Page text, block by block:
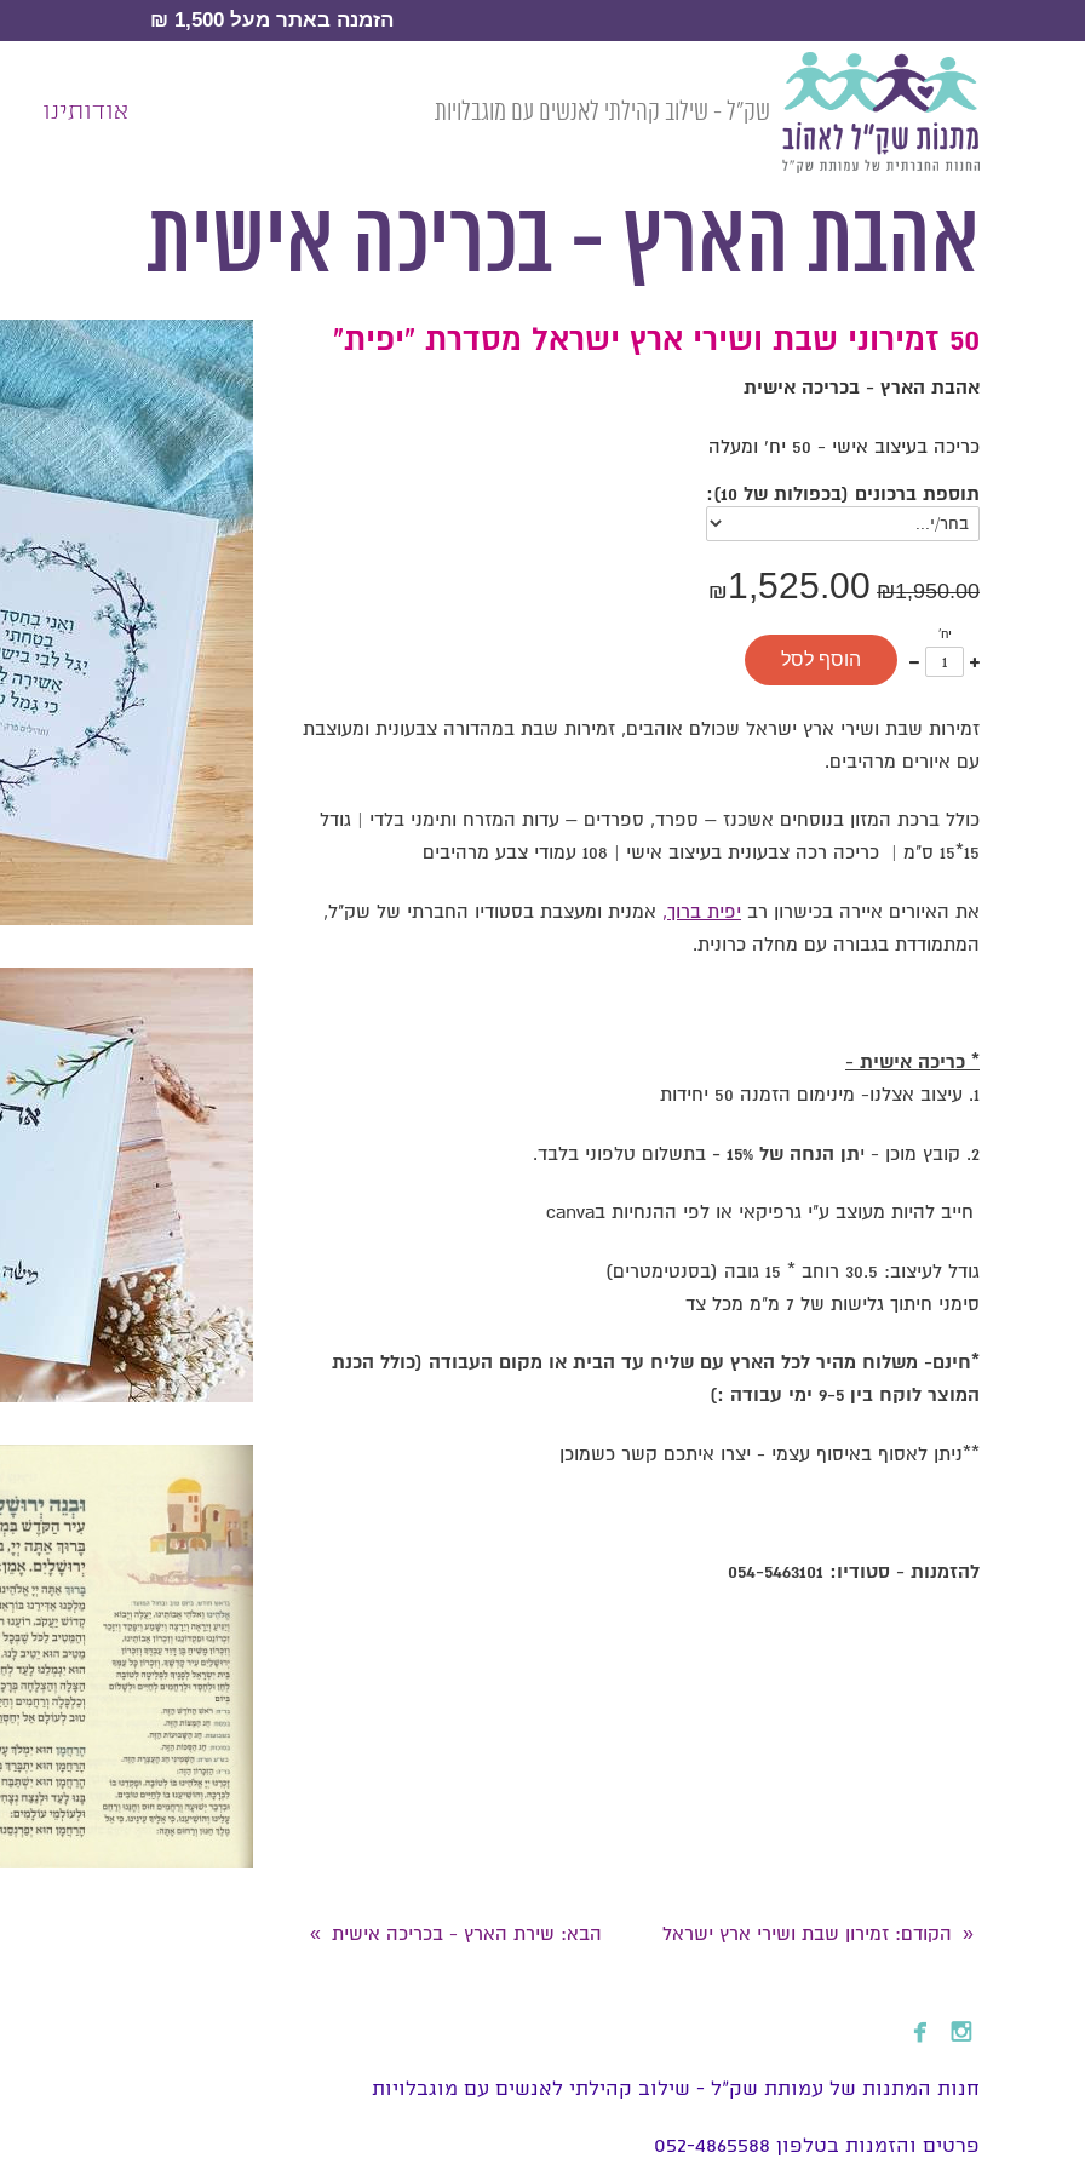
הזמנה באתר מעל 1,500 ₪
שק״ל - שילוב קהילתי לאנשים עם מוגבלויות אודותינו
המוצרים » מזכרות לאירועים » ברכונים וסדרים במיתוג אישי
אהבת הארץ - בכריכה אישית
50 זמירוני שבת ושירי ארץ ישראל מסדרת "יפית"
אהבת הארץ - בכריכה אישית
כריכה בעיצוב אישי - 50 יח' ומעלה
תוספת ברכונים (בכפולות של 10):
₪1,950.00
₪1,525.00
יח'
עוד
אחד
פחות
אחד
הוסף לסל
זמירות שבת ושירי ארץ ישראל שכולם אוהבים, זמירות שבת במהדורה צבעונית ומעוצבת
עם איורים מרהיבים.
כולל ברכת המזון בנוסחים אשכנז – ספרד, ספרדים – עדות המזרח ותימני בלדי | גודל
15*15 ס"מ | כריכה רכה צבעונית בעיצוב אישי | 108 עמודי צבע מרהיבים
את האיורים איירה בכישרון רב יפית ברוך, אמנית ומעצבת בסטודיו החברתי של שק"ל,
המתמודדת בגבורה עם מחלה כרונית.
* כריכה אישית -
1. עיצוב אצלנו- מינימום הזמנה 50 יחידות
2. קובץ מוכן - י תן הנחה של 15% - בתשלום טלפוני בלבד.
חייב להיות מעוצב ע"י גרפיקאי או לפי ההנחיות בcanva
גודל לעיצוב: 30.5 רוחב * 15 גובה (בסנטימטרים)
סימני חיתוך גלישות של 7 מ"מ מכל צד
*חינם- משלוח מהיר לכל הארץ עם שליח עד הבית או מקום העבודה (כולל הכנת
המוצר לוקח בין 9-5 ימי עבודה :)
**ניתן לאסוף באיסוף עצמי - יצרו איתכם קשר כשמוכן
להזמנות - סטודיו: 054-5463101
« הקודם: זמירון שבת ושירי ארץ ישראל הבא: שירת הארץ - בכריכה אישית »
 
חנות המתנות של עמותת שק״ל - שילוב קהילתי לאנשים עם מוגבלויות
פרטים והזמנות בטלפון 052-4865588